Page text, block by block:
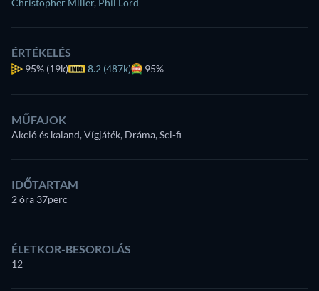
ÉRTÉKELÉS
95% (19k) 8.2 (487k) 95%
MŰFAJOK
Akció és kaland, Vígjáték, Dráma, Sci-fi
IDŐTARTAM
2 óra 37perc
ÉLETKOR-BESOROLÁS
12